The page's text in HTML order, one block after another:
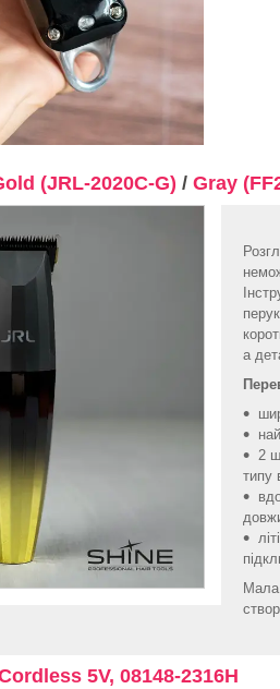
(JRL-2020C-G) / Gray
а
2
типу
Мала
5V, 08148-2316H